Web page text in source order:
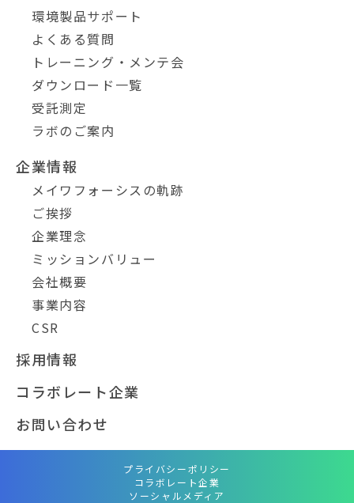
環境製品サポート
よくある質問
トレーニング・メンテ会
ダウンロード一覧
受託測定
ラボのご案内
企業情報
メイワフォーシスの軌跡
ご挨拶
企業理念
ミッションバリュー
会社概要
事業内容
CSR
採用情報
コラボレート企業
お問い合わせ
プライバシーポリシー
コラボレート企業
ソーシャルメディア